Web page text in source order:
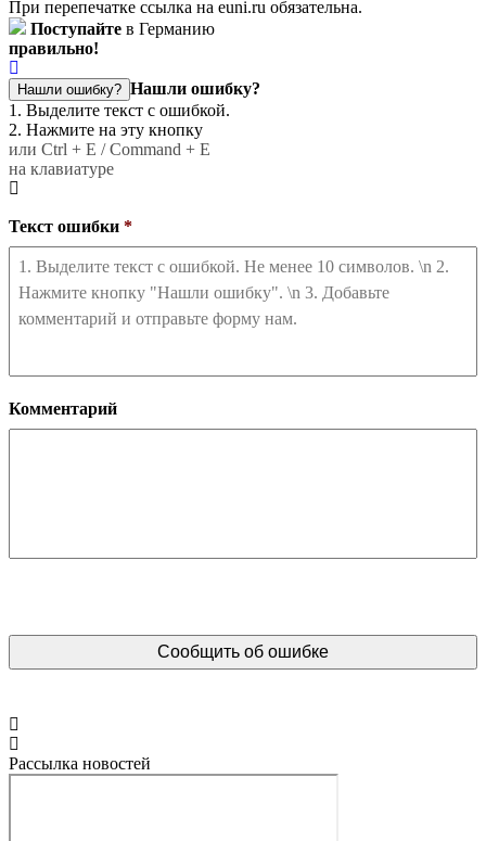
При перепечатке ссылка на euni.ru обязательна.
Поступайте в Германию
правильно!
Нашли ошибку? Нашли ошибку?
1. Выделите текст с ошибкой.
2. Нажмите на эту кнопку
или Ctrl + E / Command + E
на клавиатуре
Текст ошибки *
Комментарий
Рассылка новостей